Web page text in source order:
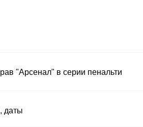
"Арсенал" в серии пенальти
даты